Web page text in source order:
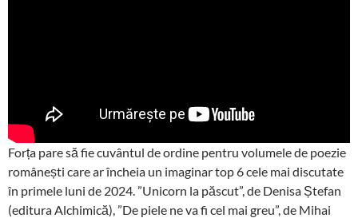
Forța pare să fie cuvântul de ordine pentru volumele de poezie
românești care ar încheia un imaginar top 6 cele mai discutate
în primele luni de 2024. ”Unicorn la păscut”, de Denisa Ștefan
(editura Alchimică), ”De piele ne va fi cel mai greu”, de Mihai